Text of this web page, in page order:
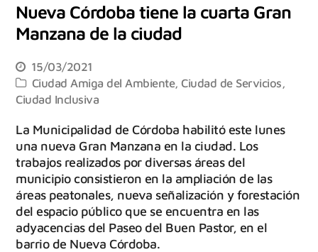
Nueva Córdoba tiene la cuarta Gran
Manzana de la ciudad
15/03/2021
Ciudad Amiga del Ambiente,Ciudad de Servicios
Ciudad Inclusiva
La Municipalidad de Córdoba habilitó este lunes
una nueva Gran Manzana en la ciudad. Los
trabajos realizados por diversas áreas del
municipio consistieron en la ampliación de las
áreas peatonales, nueva señalización y forestación
del espacio público que se encuentra en las
adyacencias del Paseo del Buen Pastor, en el
barrio de Nueva Córdoba.